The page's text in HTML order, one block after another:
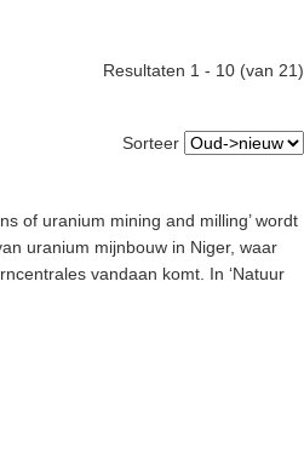
Resultaten 1 - 10 (van 21)
Sorteer
of uranium mining and milling’ wordt
uranium mijnbouw in Niger, waar
vandaan komt. In ‘Natuur